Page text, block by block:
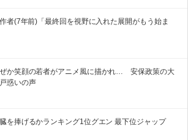
者(7年前)「最終回を視野に入れた展開がもう始ま
か笑顔の若者がアニメ風に描かれ… 安保政策の大
惑いの声
を捧げるかランキング1位グエン 最下位ジャップ